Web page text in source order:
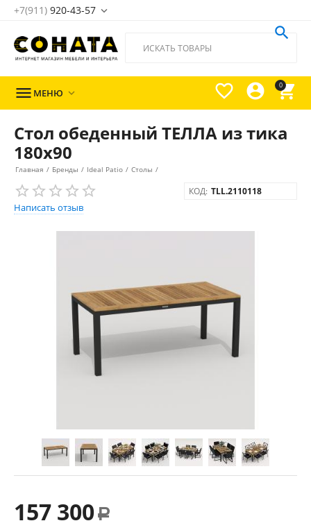
+7(911) 920-43-57 
0




 МЕНЮ 
Стол обеденный ТЕЛЛА из тика
180x90
Главная / Бренды / Ideal Patio / Столы /
Написать отзыв
КОД: TLL.2110118
157 300 Р